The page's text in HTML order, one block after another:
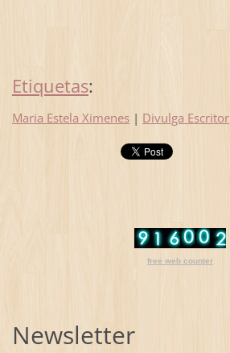
Etiquetas:
Maria Estela Ximenes | Divulga Escritor
free web counter
Newsletter